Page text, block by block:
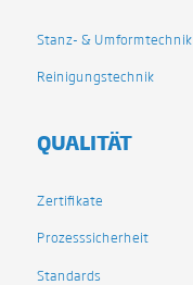
Stanz- & Umformtechnik
Reinigungstechnik
QUALITÄT
Zertifikate
Prozesssicherheit
Standards